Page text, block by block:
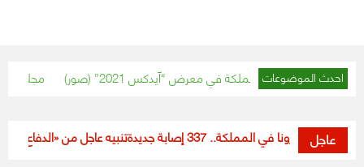
احدث الموضوعات مجلس الوزراء يزور جناح المملكة في معرض “آيدكس 2021” (صور)
عاجل
كورونا في المملكة.. 337 إصابة جديدة تنبيه عاجل من «الدفاع